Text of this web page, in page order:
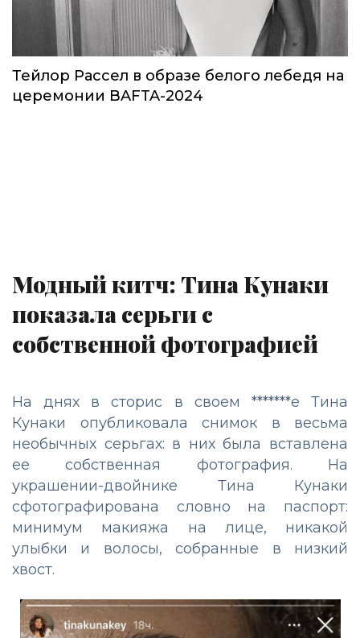
Тейлор Рассел в образе белого лебедя на
церемонии BAFTA-2024
Модный китч: Тина Кунаки
показала серьги с
собственной фотографией
На днях в сторис в своем *******е Тина
Кунаки опубликовала снимок в весьма
необычных серьгах: в них была вставлена
ее собственная фотография. На
украшении-двойнике Тина Кунаки
сфотографирована словно на паспорт:
минимум макияжа на лице, никакой
улыбки и волосы, собранные в низкий
хвост.